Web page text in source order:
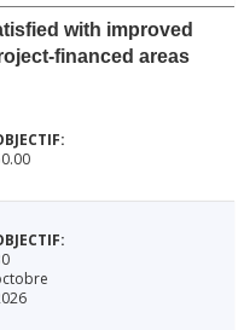
with improved
financed areas